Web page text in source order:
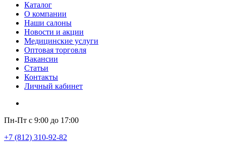
Каталог
О компании
Наши салоны
Новости и акции
Медицинские услуги
Оптовая торговля
Вакансии
Статьи
Контакты
Личный кабинет
Пн-Пт с 9:00 до 17:00
+7 (812) 310-92-82